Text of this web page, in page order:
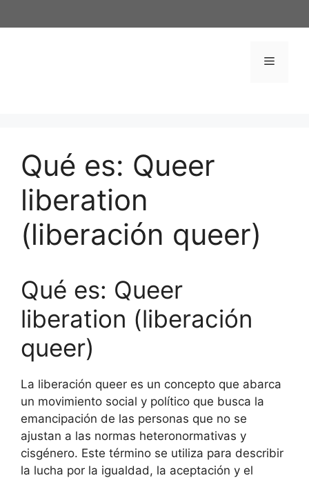
al
Menú
Qué es: Queer
liberation
(liberación queer)
Qué es: Queer
liberation (liberación
queer)
La liberación queer es un concepto que abarca
un movimiento social y político que busca la
emancipación de las personas que no se
ajustan a las normas heteronormativas y
cisgénero. Este término se utiliza para describir
la lucha por la igualdad, la aceptación y el